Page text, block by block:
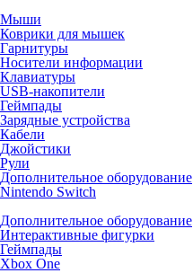
Мыши
Коврики для мышек
Гарнитуры
Носители информации
Клавиатуры
USB-накопители
Геймпады
Зарядные устройства
Кабели
Джойстики
Рули
Дополнительное оборудование
Nintendo Switch
Дополнительное оборудование
Интерактивные фигурки
Геймпады
Xbox One